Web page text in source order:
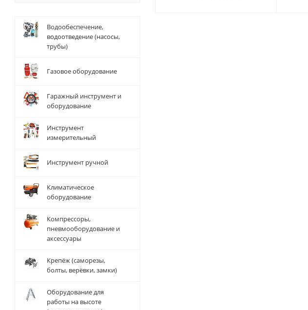
Водообеспечение,
водоотведение (насосы,
трубы)
Газовое оборудование
Гаражный инструмент и
оборудование
Инструмент
измерительный
Инструмент ручной
Климатическое
оборудование
Компрессоры,
пневмооборудование и
аксессуары
Крепёж (саморезы,
болты, верёвки, замки)
Оборудование для
работы на высоте